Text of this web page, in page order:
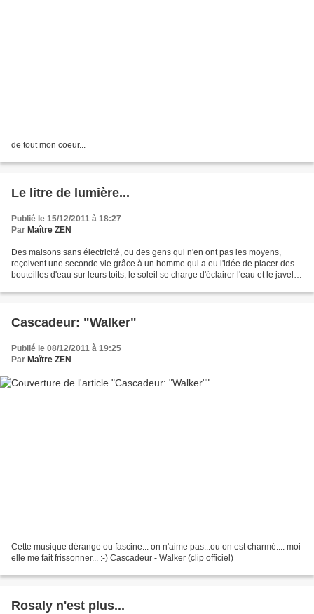
de tout mon coeur...
Le litre de lumière...
Publié le 15/12/2011 à 18:27
Par Maître ZEN
Des maisons sans électricité, ou des gens qui n'en ont pas les moyens,
reçoivent une seconde vie grâce à un homme qui a eu l'idée de placer des
bouteilles d'eau sur leurs toits, le soleil se charge d'éclairer l'eau et le javel
Cascadeur: "Walker"
Publié le 08/12/2011 à 19:25
Par Maître ZEN
Cette musique dérange ou fascine... on n'aime pas...ou on est charmé.... moi
elle me fait frissonner... :-) Cascadeur - Walker (clip officiel)
Rosaly n'est plus...